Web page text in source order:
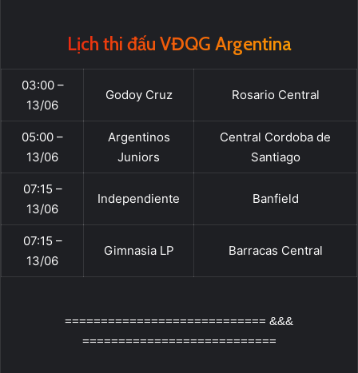
Lịch thi đấu VĐQG Argentina
03:00 –
13/06
Godoy Cruz Rosario Central
05:00 –
13/06
Argentinos
Juniors
Central Cordoba de
Santiago
07:15 –
13/06
Independiente Banfield
07:15 –
13/06
Gimnasia LP Barracas Central
============================ &&&
===========================